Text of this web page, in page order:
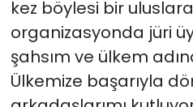
kez böylesi bir
organizasyonda jüri
şahsım ve ülkem
Ülkemize başarıyla